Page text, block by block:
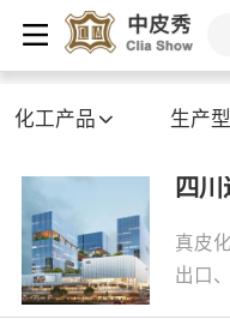
化工产品 生产型
四
真皮
出口